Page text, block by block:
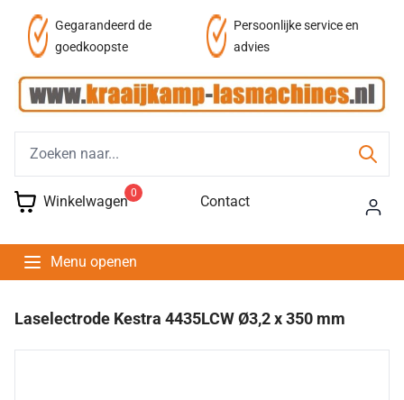
Gegarandeerd de
goedkoopste
Persoonlijke service en
advies
Winkelwagen 0 Contact
Menu openen
Laselectrode Kestra 4435LCW Ø3,2 x 350 mm